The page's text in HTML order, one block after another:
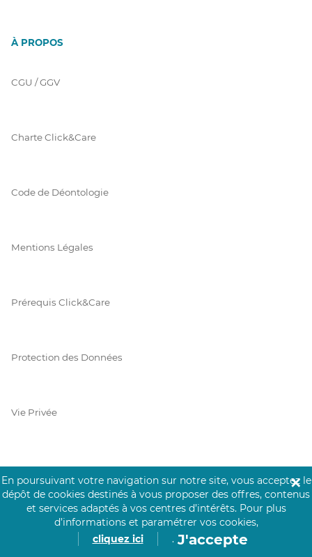
À PROPOS
CGU / GGV
Charte Click&Care
Code de Déontologie
Mentions Légales
Prérequis Click&Care
Protection des Données
Vie Privée
PAIEMENT SÉCURISÉ
La collecte de vos informations de carte bancaire est cryptée
et assurée par Mangopay, société dûment agréée auprès de la
Banque de France.
En poursuivant votre navigation sur notre site, vous acceptez le
dépôt de cookies destinés à vous proposer des offres, contenus
et services adaptés à vos centres d’intérêts. Pour plus
d’informations et paramétrer vos cookies,
cliquez ici
. J'accepte
✕